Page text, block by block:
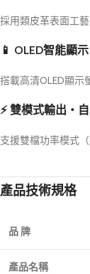
採用類皮革表面工
📱 OLED智能顯
搭載高清OLED顯示
⚡ 雙模式輸出・
支援雙檔功率模式
產品技術規格
品 牌
產品名稱